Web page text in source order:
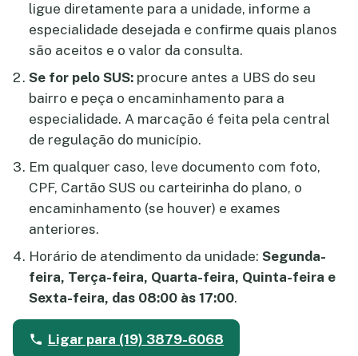
ligue diretamente para a unidade, informe a
especialidade desejada e confirme quais planos
são aceitos e o valor da consulta.
Se for pelo SUS: procure antes a UBS do seu
bairro e peça o encaminhamento para a
especialidade. A marcação é feita pela central
de regulação do município.
Em qualquer caso, leve documento com foto,
CPF, Cartão SUS ou carteirinha do plano, o
encaminhamento (se houver) e exames
anteriores.
Horário de atendimento da unidade: Segunda-
feira, Terça-feira, Quarta-feira, Quinta-feira e
Sexta-feira, das 08:00 às 17:00.
Ligar para (19) 3879-6068